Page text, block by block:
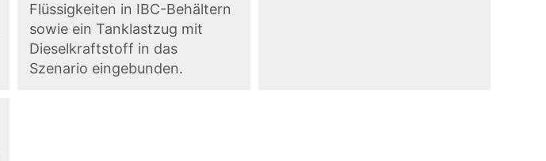
Flüssigkeiten in IBC-Behältern
sowie ein Tanklastzug mit
Dieselkraftstoff in das
Szenario eingebunden.